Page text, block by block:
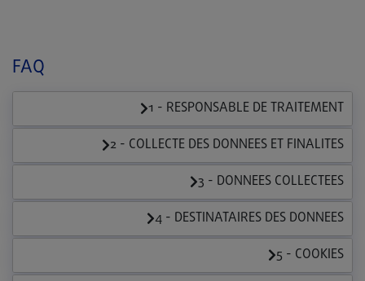
FAQ
1 - RESPONSABLE DE TRAITEMENT
2 - COLLECTE DES DONNEES ET FINALITES
3 - DONNEES COLLECTEES
4 - DESTINATAIRES DES DONNEES
5 - COOKIES